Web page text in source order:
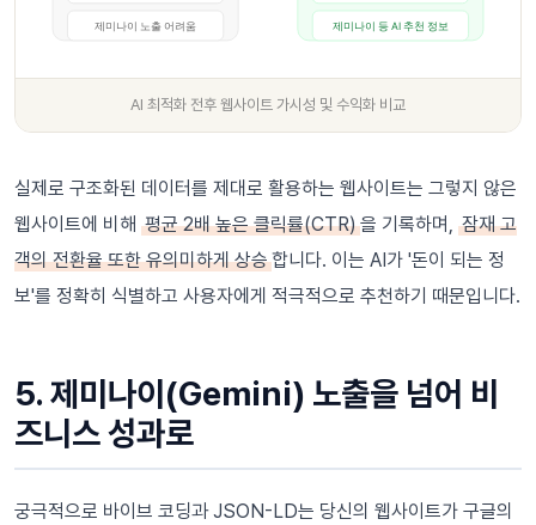
제미나이 노출 어려움 제미나이 등 AI 추천 정보
AI 최적화 전후 웹사이트 가시성 및 수익화 비교
실제로 구조화된 데이터를 제대로 활용하는 웹사이트는 그렇지 않은
웹사이트에 비해 평균 2배 높은 클릭률(CTR)을 기록하며,
잠재 고
객의 전환율 또한 유의미하게 상승합니다. 이는 AI가 '돈이 되는 정
보'를 정확히 식별하고 사용자에게 적극적으로 추천하기 때문입니다.
5. 제미나이(Gemini) 노출을 넘어 비
즈니스 성과로
궁극적으로 바이브 코딩과 JSON-LD는 당신의 웹사이트가 구글의